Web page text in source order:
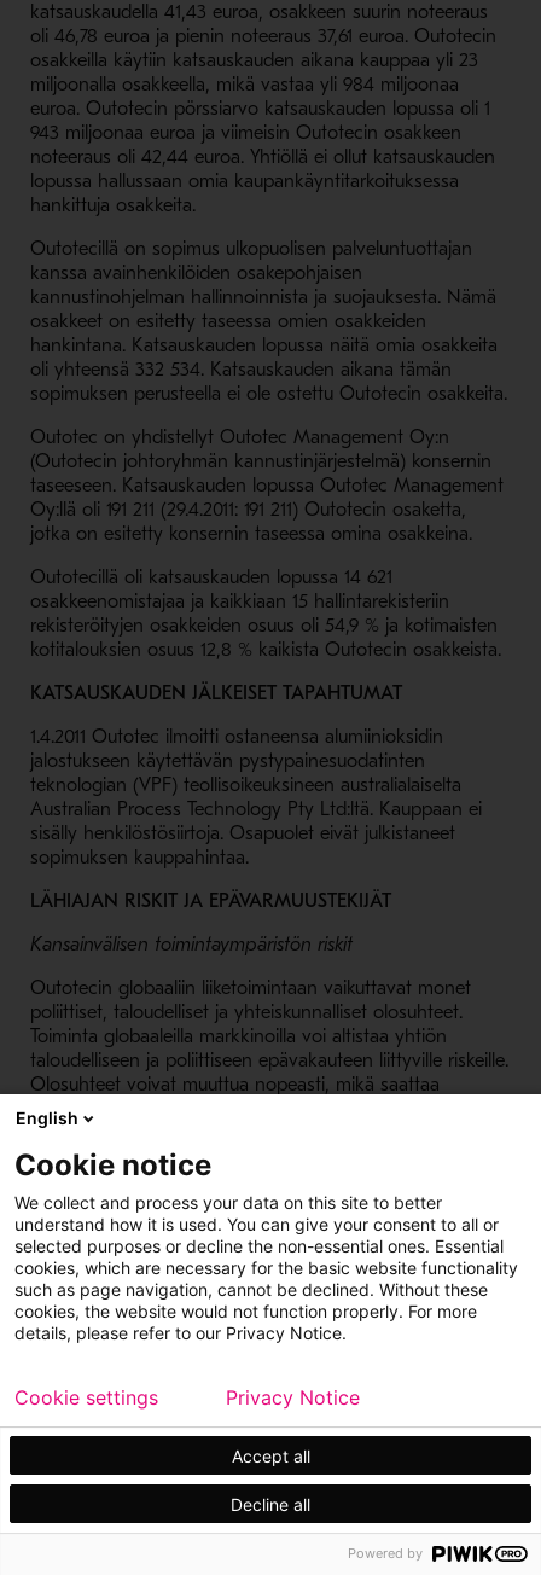
katsauskaudella 41,43 euroa, osakkeen suurin noteeraus
oli 46,78 euroa ja pienin noteeraus 37,61 euroa. Outotecin
osakkeilla käytiin katsauskauden aikana kauppaa yli 23
miljoonalla osakkeella, mikä vastaa yli 984 miljoonaa
euroa. Outotecin pörssiarvo katsauskauden lopussa oli 1
943 miljoonaa euroa ja viimeisin Outotecin osakkeen
noteeraus oli 42,44 euroa. Yhtiöllä ei ollut katsauskauden
lopussa hallussaan omia kaupankäyntitarkoituksessa
hankittuja osakkeita.
Outotecillä on sopimus ulkopuolisen palveluntuottajan
kanssa avainhenkilöiden osakepohjaisen
kannustinohjelman hallinnoinnista ja suojauksesta. Nämä
osakkeet on esitetty taseessa omien osakkeiden
hankintana. Katsauskauden lopussa näitä omia osakkeita
oli yhteensä 332 534. Katsauskauden aikana tämän
sopimuksen perusteella ei ole ostettu Outotecin osakkeita.
Outotec on yhdistellyt Outotec Management Oy:n
(Outotecin johtoryhmän kannustinjärjestelmä) konsernin
taseeseen. Katsauskauden lopussa Outotec Management
Oy:llä oli 191 211 (29.4.2011: 191 211) Outotecin osaketta,
jotka on esitetty konsernin taseessa omina osakkeina.
Outotecillä oli katsauskauden lopussa 14 621
osakkeenomistajaa ja kaikkiaan 15 hallintarekisteriin
rekisteröityjen osakkeiden osuus oli 54,9 % ja kotimaisten
kotitalouksien osuus 12,8 % kaikista Outotecin osakkeista.
KATSAUSKAUDEN JÄLKEISET TAPAHTUMAT
1.4.2011 Outotec ilmoitti ostaneensa alumiinioksidin
jalostukseen käytettävän pystypainesuodatinten
teknologian (VPF) teollisoikeuksineen australialaiselta
Australian Process Technology Pty Ltd:ltä. Kauppaan ei
sisälly henkilöstösiirtoja. Osapuolet eivät julkistaneet
sopimuksen kauppahintaa.
LÄHIAJAN RISKIT JA EPÄVARMUUSTEKIJÄT
Kansainvälisen toimintaympäristön riskit
Outotecin globaaliin liiketoimintaan vaikuttavat monet
poliittiset, taloudelliset ja yhteiskunnalliset olosuhteet.
Toiminta globaaleilla markkinoilla voi altistaa yhtiön
taloudelliseen ja poliittiseen epävakauteen liittyville riskeille.
Olosuhteet voivat muuttua nopeasti, mikä saattaa
muuttaa ja viivästyttää tilausten saamista ja toimittamista.
Outotecin liiketoiminnan riskit
Outotec antaa suoritustakuita projektitoimitusten
yhteydessä ja on vastuuvelvollinen takuuajan
puutteellisuuksista. Katsauskauden riskiarvioinnin
yhteydessä kaikki keskeneräiset osatuloutettavat ja
toimituksesta tuloutettavat projektit arvioitiin ja tarvittavat
varaukset päivitettiin. Projektiriskien kokonaisvarauksissa ei
tapahtunut merkittäviä muutoksia.
tarjoamien teknologioiden ja palveluiden kysyntää.
Liikevaihdon suuret vaihtelut saattavat vaikuttaa
liikevoittoprosenttiin, koska kiinteiden kustannusten
sopeutustoimet saattavat vaikuttaa viiveellä. Myös
tuotevalikoima vaikuttaa Outotecin bruttokatteeseen.
Erityisesti lisenssimaksuja sisältävät tilaukset saattavat
vaikuttaa voimakkaasti bruttokatteeseen. Outotecin
English
Cookie notice
We collect and process your data on this site to better
understand how it is used. You can give your consent to all or
selected purposes or decline the non-essential ones. Essential
cookies, which are necessary for the basic website functionality
such as page navigation, cannot be declined. Without these
cookies, the website would not function properly. For more
details, please refer to our Privacy Notice.
Accept all
Decline all
Cookie settings Privacy Notice
Powered by